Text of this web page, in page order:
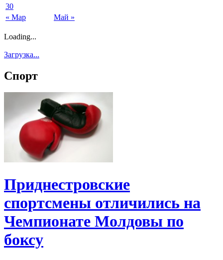
« Мар Май »
30
Loading...
Загрузка...
Спорт
Приднестровские
спортсмены отличились на
Чемпионате Молдовы по
боксу